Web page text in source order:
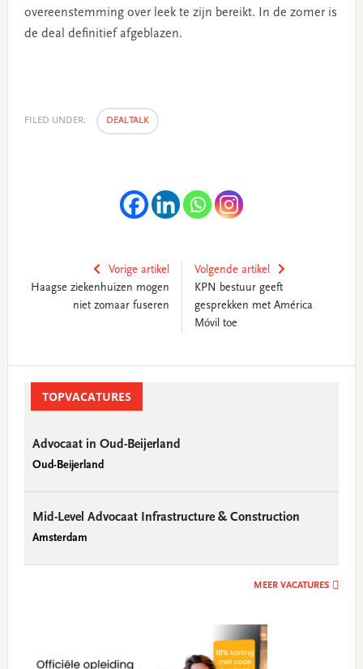
overeenstemming over leek te zijn bereikt. In de zomer is
de deal definitief afgeblazen.
FILED UNDER: DEALTALK
Vorige artikel
Haagse ziekenhuizen mogen
niet zomaar fuseren
Volgende artikel
KPN bestuur geeft
gesprekken met América
Móvil toe
SidebarTOPVACATURES
Advocaat in Oud-Beijerland
Oud-Beijerland
Mid-Level Advocaat Infrastructure & Construction
Amsterdam
MEER VACATURES